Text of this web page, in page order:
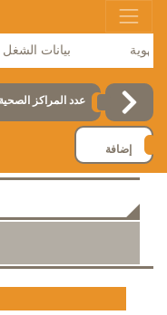
بيانات الشغل 2025
عدد المراكز
إضافة